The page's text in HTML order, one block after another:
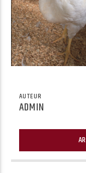
AUTEUR
ADMIN